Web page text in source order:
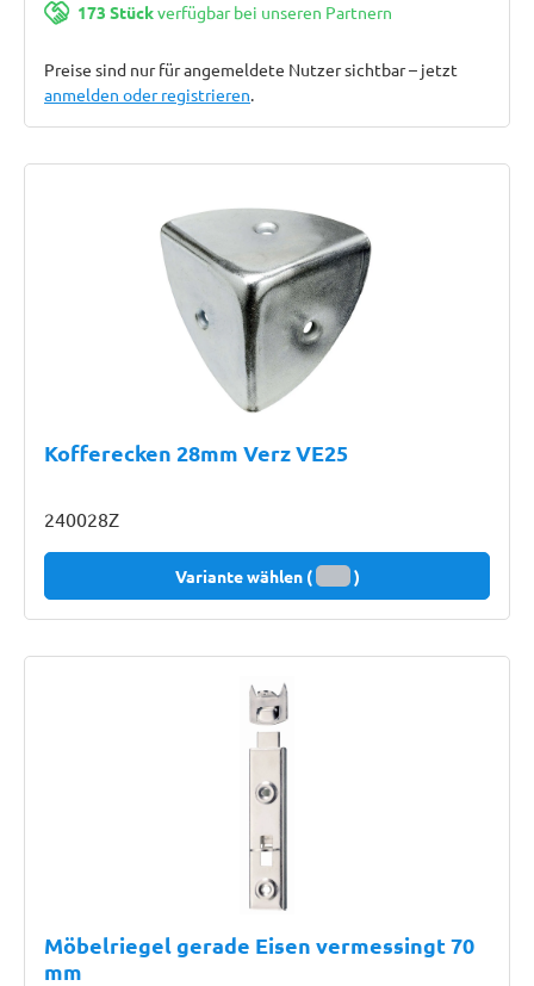
173 Stückverfügbar bei unseren Partnern
Preise sind nur für angemeldete Nutzer sichtbar – jetzt
anmelden oder registrieren.
Kofferecken 28mm Verz VE25
240028Z
Variante wählen ( )
Möbelriegel gerade Eisen vermessingt 70
mm